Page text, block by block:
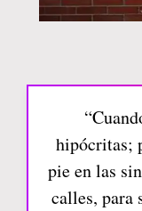
hipócritas;
pie en las
calles, para